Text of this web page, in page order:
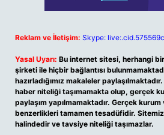
Reklam ve İletişim: Skype:
Yasal Uyarı: Bu internet sitesi, herhangi
şirketi ile hiçbir bağlantısı
hazırladığımız makaleler
haber niteliği taşımamakta olup, gerçek
paylaşım yapılmamaktadır. Gerçek
benzerlikleri tamamen tesadüfidir.
halindedir ve tavsiye niteliği taşımazlar.